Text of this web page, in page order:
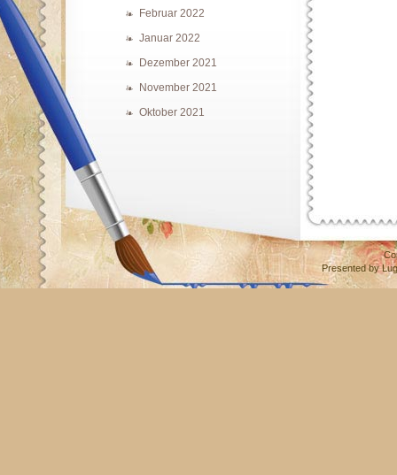
Februar 2022
Januar 2022
Dezember 2021
November 2021
Oktober 2021
Presented by